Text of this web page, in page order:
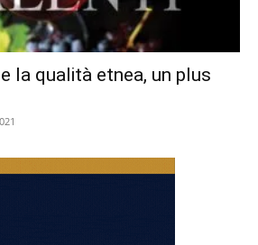
la qualità etnea, un plus